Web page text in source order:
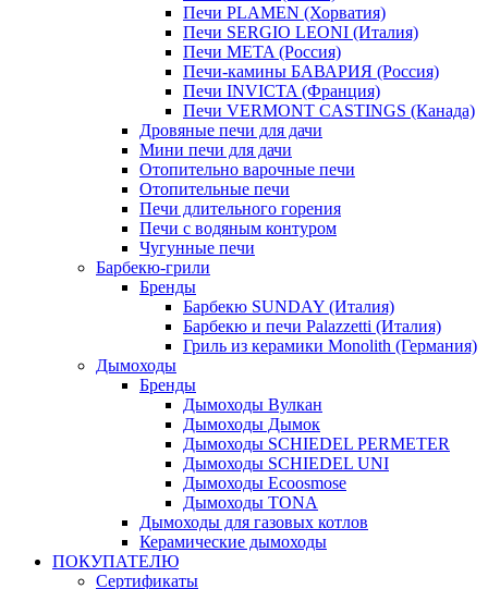
Печи PLAMEN (Хорватия)
Печи SERGIO LEONI (Италия)
Печи META (Россия)
Печи-камины БАВАРИЯ (Россия)
Печи INVICTA (Франция)
Печи VERMONT CASTINGS (Канада)
Дровяные печи для дачи
Мини печи для дачи
Отопительно варочные печи
Отопительные печи
Печи длительного горения
Печи с водяным контуром
Чугунные печи
Барбекю-грили
Бренды
Барбекю SUNDAY (Италия)
Барбекю и печи Palazzetti (Италия)
Гриль из керамики Monolith (Германия)
Дымоходы
Бренды
Дымоходы Вулкан
Дымоходы Дымок
Дымоходы SCHIEDEL PERMETER
Дымоходы SCHIEDEL UNI
Дымоходы Ecoosmose
Дымоходы TONA
Дымоходы для газовых котлов
Керамические дымоходы
ПОКУПАТЕЛЮ
Сертификаты